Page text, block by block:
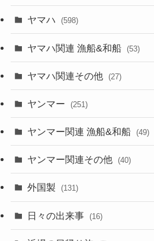
ヤマハ (598)
ヤマハ関連 漁船&和船 (53)
ヤマハ関連その他 (27)
ヤンマー (251)
ヤンマー関連 漁船&和船 (49)
ヤンマー関連その他 (40)
外国製 (131)
日々の出来事 (16)